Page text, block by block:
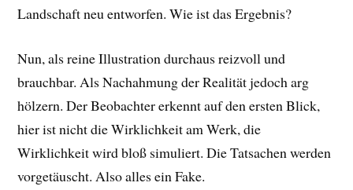
Landschaft neu entworfen. Wie ist das Ergebnis?
Nun, als reine Illustration durchaus reizvoll und
brauchbar. Als Nachahmung der Realität jedoch arg
hölzern. Der Beobachter erkennt auf den ersten Blick,
hier ist nicht die Wirklichkeit am Werk, die
Wirklichkeit wird bloß simuliert. Die Tatsachen werden
vorgetäuscht. Also alles ein Fake.